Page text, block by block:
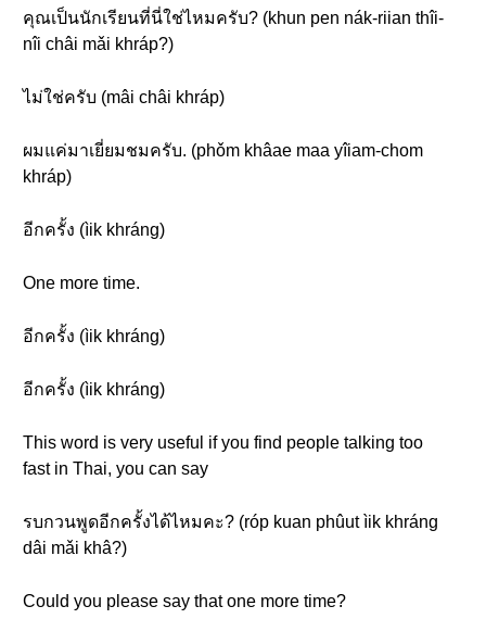
คุณเป็นนักเรียนที่นี่ใช่ไหมครับ? (khun pen nák-riian thîi-
nîi châi mǎi khráp?)
ไม่ใช่ครับ (mâi châi khráp)
ผมแค่มาเยี่ยมชมครับ. (phǒm khâae maa yîiam-chom
khráp)
อีกครั้ง (ìik khráng)
One more time.
อีกครั้ง (ìik khráng)
อีกครั้ง (ìik khráng)
This word is very useful if you find people talking too
fast in Thai, you can say
รบกวนพูดอีกครั้งได้ไหมคะ? (róp kuan phûut ìik khráng
dâi mǎi khâ?)
Could you please say that one more time?